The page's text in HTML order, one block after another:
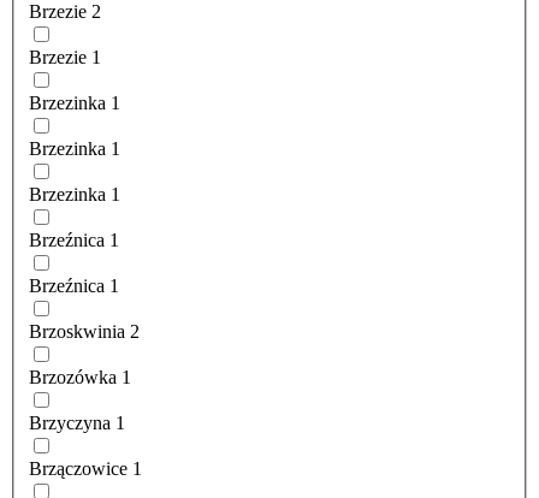
Brzezie 2
Brzezie 1
Brzezinka 1
Brzezinka 1
Brzezinka 1
Brzeźnica 1
Brzeźnica 1
Brzoskwinia 2
Brzozówka 1
Brzyczyna 1
Brzączowice 1